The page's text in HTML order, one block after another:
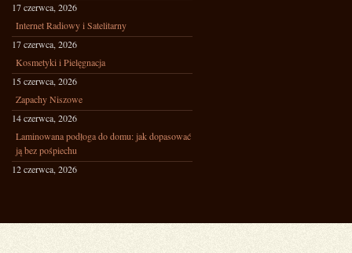
17 czerwca, 2026
Internet Radiowy i Satelitarny
17 czerwca, 2026
Kosmetyki i Pielęgnacja
15 czerwca, 2026
Zapachy Niszowe
14 czerwca, 2026
Laminowana podłoga do domu: jak dopasować
ją bez pośpiechu
12 czerwca, 2026